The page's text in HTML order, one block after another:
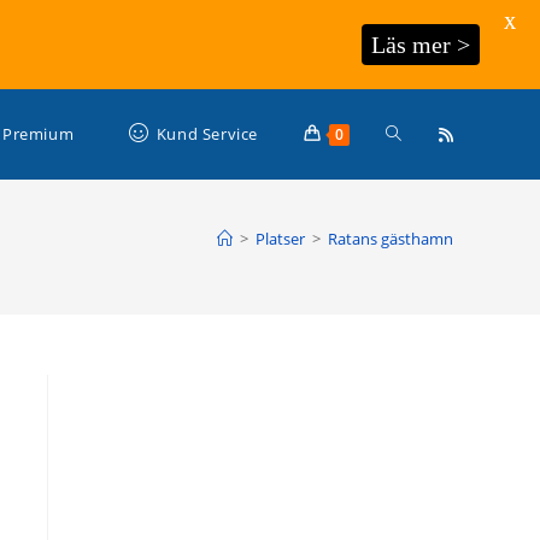
Premium Kund Service 0 Slå
> Platser > Ratans gästhamn
Läs mer >
X